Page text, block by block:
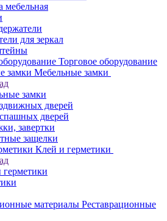
мебельная
для зеркал
Торговое оборудование
Мебельные замки
замки
дверей
дверей
завертки
защелки
Клей и герметики
Реставрационные